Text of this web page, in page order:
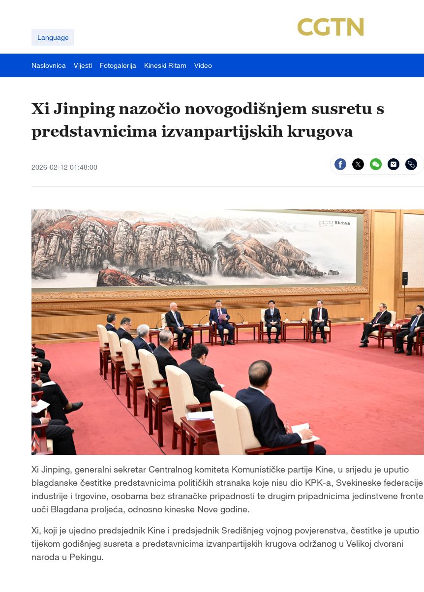
Language
Naslovnica Vijesti Fotogalerija Kineski Ritam Video
Xi Jinping nazočio novogodišnjem susretu s
predstavnicima izvanpartijskih krugova
2026-02-12 01:48:00
Xi Jinping, generalni sekretar Centralnog komiteta Komunističke partije Kine, u srijedu je uputio
blagdanske čestitke predstavnicima političkih stranaka koje nisu dio KPK-a, Svekineske federacije
industrije i trgovine, osobama bez stranačke pripadnosti te drugim pripadnicima jedinstvene fronte
uoči Blagdana proljeća, odnosno kineske Nove godine.
Xi, koji je ujedno predsjednik Kine i predsjednik Središnjeg vojnog povjerenstva, čestitke je uputio
tijekom godišnjeg susreta s predstavnicima izvanpartijskih krugova održanog u Velikoj dvorani
naroda u Pekingu.